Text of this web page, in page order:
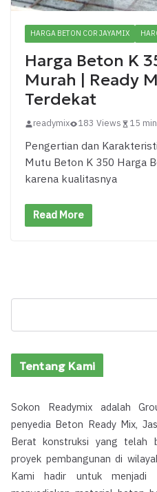
HARGA BETON COR JAYAMIX
Harga Beton K
Murah | Ready
Terdekat
readymix 183 Views 15
Pengertian dan
Mutu Beton K 350 Harga
karena kualitasnya
Read More
Tentang Kami
Sokon Readymix adalah
penyedia Beton Ready Mix,
Berat konstruksi yang telah
proyek pembangunan di
Kami hadir untuk menjadi